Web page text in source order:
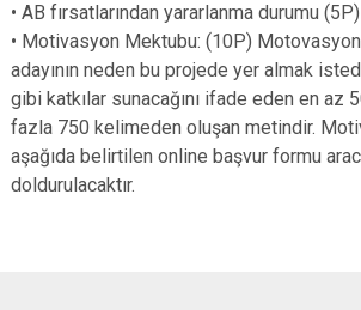
• AB fırsatlarından yararlanma durumu (5P)
• Motivasyon Mektubu: (10P) Motovasyon
adayının neden bu projede yer almak
gibi katkılar sunacağını ifade eden en az
fazla 750 kelimeden oluşan metindir.
aşağıda belirtilen online başvur formu
doldurulacaktır.